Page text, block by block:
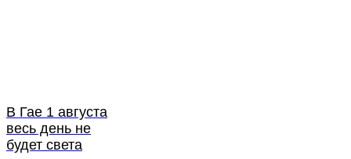
В Гае 1 августа
весь день не
будет света